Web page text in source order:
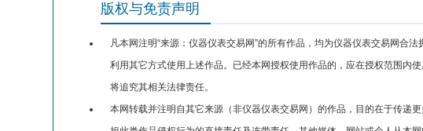
版权与免责声明
凡本网注明“来源：仪器仪表交易网”的所有作品，均为仪器仪表交易网合
利用其它方式使用上述作品。已经本网授权使用作品的，应在授权范围内
将追究其相关法律责任。
本网转载并注明自其它来源（非仪器仪表交易网）的作品，目的在于传递